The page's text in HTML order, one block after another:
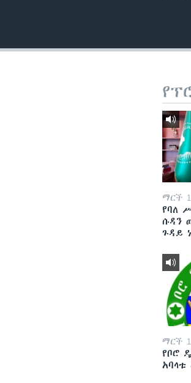
ማርች
የባለ
ሱዳን
ጉዳይ
ማርች
የቦሮ